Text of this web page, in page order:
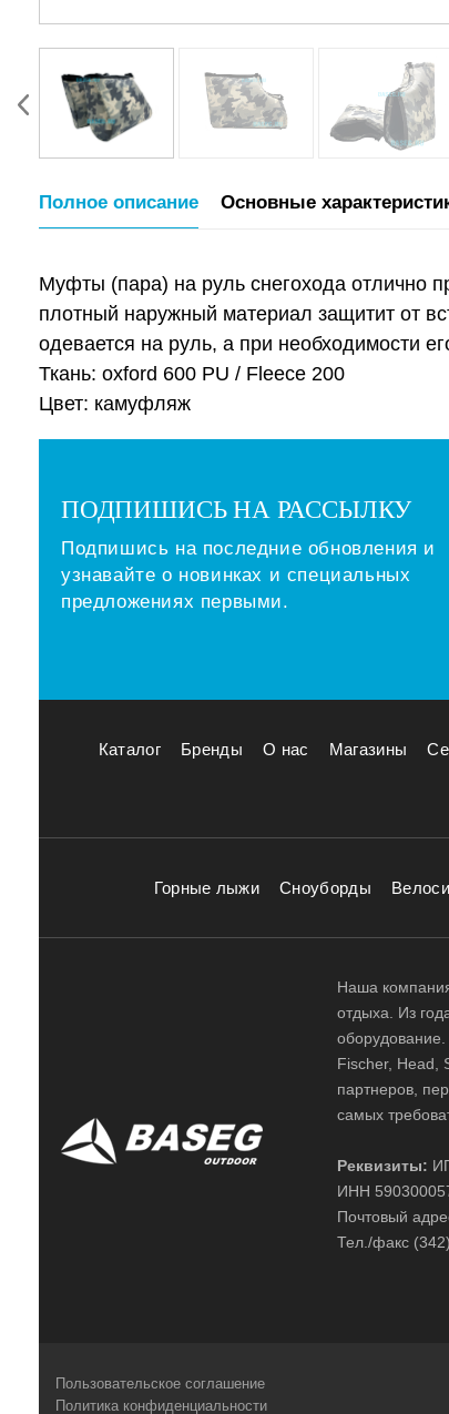
Полное описание Основные
Муфты (пара) на руль снегохода отлично
плотный наружный материал защитит от
одевается на руль, а при необходимости
Ткань: oxford 600 PU / Fleece 200
Цвет: камуфляж
ПОДПИШИСЬ НА РАССЫЛКУ
Подпишись на последние обновления и
узнавайте о новинках и специальных
предложениях первыми.
Каталог Бренды О нас Магазины
Горные лыжи Сноуборды
Наша
отдыха. Из
Fischer, Head,
партнеров,
самых
Реквизиты:
ИНН
Почтовый
Тел./факс
Пользовательское соглашение
Политика конфиденциальности